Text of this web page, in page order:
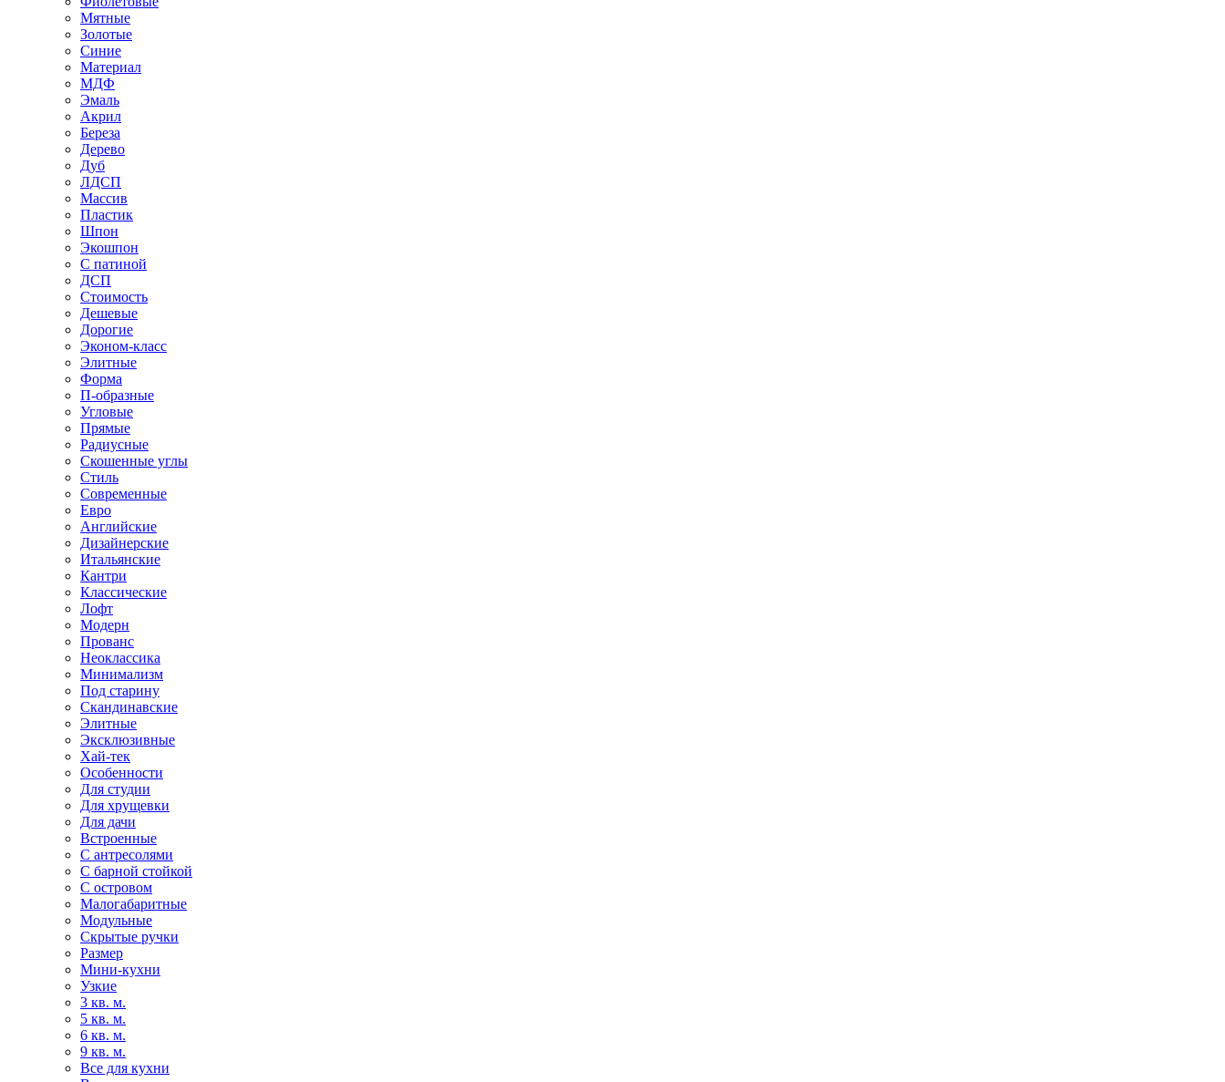
Мятные
Золотые
Синие
Материал
МДФ
Эмаль
Акрил
Береза
Дерево
Дуб
ЛДСП
Массив
Пластик
Шпон
Экошпон
С патиной
ДСП
Стоимость
Дешевые
Дорогие
Эконом-класс
Элитные
Форма
П-образные
Угловые
Прямые
Радиусные
Скошенные углы
Стиль
Современные
Евро
Английские
Дизайнерские
Итальянские
Кантри
Классические
Лофт
Модерн
Прованс
Неоклассика
Минимализм
Под старину
Скандинавские
Элитные
Эксклюзивные
Хай-тек
Особенности
Для студии
Для хрущевки
Для дачи
Встроенные
С антресолями
С барной стойкой
С островом
Малогабаритные
Модульные
Скрытые ручки
Размер
Мини-кухни
Узкие
3 кв. м.
5 кв. м.
6 кв. м.
9 кв. м.
Все для кухни